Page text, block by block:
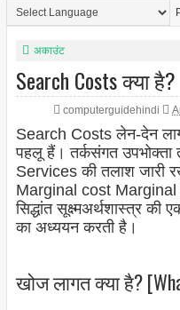
अकाउंट
Search Costs क्या है?
computerguidehindi
Search Costs लेन-देन
पहलू हैं। तर्कसंगत
Services की तलाश जारी
Marginal cost
सिद्धांत सूक्ष्मअर्थशास्त्र की
का अध्ययन करती है।
खोज लागत क्या है?